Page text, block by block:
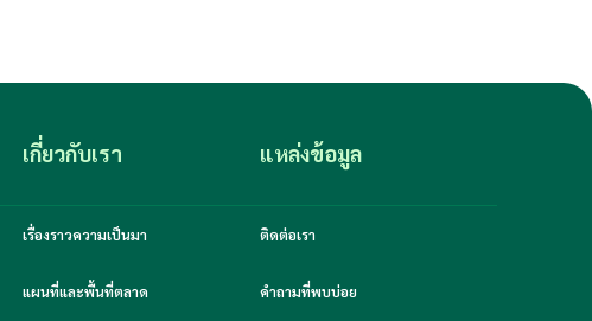
เกี่ยวกับเรา
เรื่องราวความเป็นมา
แผนที่และพื้นที่ตลาด
แหล่งข้อมูล
ติดต่อเรา
คำถามที่พบบ่อย